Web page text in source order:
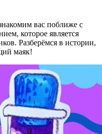
вас поближе с
которое является
Разберёмся в истории,
маяк!